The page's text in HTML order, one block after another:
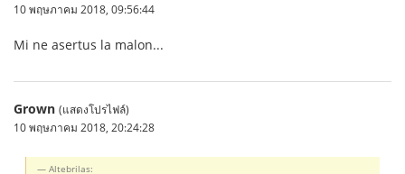
10 พฤษภาคม 2018, 09:56:44
Mi ne asertus la malon...
Grown (แสดงโปรไฟล์)
10 พฤษภาคม 2018, 20:24:28
Altebrilas: